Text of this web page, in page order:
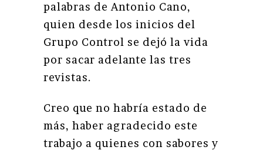
palabras de Antonio Cano,
quien desde los inicios del
Grupo Control se dejó la vida
por sacar adelante las tres
revistas.
Creo que no habría estado de
más, haber agradecido este
trabajo a quienes con sabores y